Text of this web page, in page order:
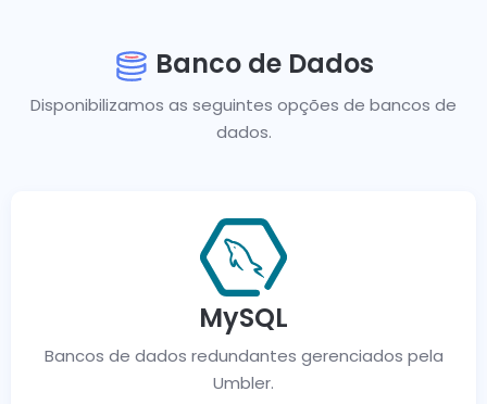
Banco de Dados
Disponibilizamos as seguintes opções de bancos de
dados.
MySQL
Bancos de dados redundantes gerenciados pela
Umbler.